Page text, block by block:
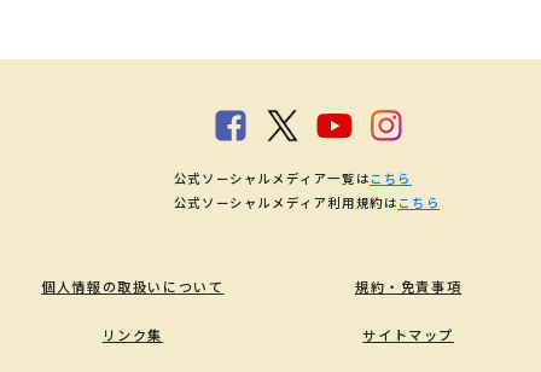
個人情報の取扱いについて 規約・免責事項
リンク集 サイトマップ
公式ソーシャルメディア一覧は こちら
公式ソーシャルメディア利用規約は こちら